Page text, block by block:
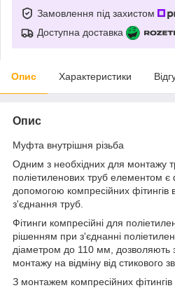
Замовлення під захистом
Доступна доставка
Опис Характеристики
Опис
Муфта внутрішня різьба
Одним з необхідних для монтажу
поліетиленових труб елементом є
допомогою компресійних фітингів
з'єднання труб.
Фітинги компресійні для
рішенням при з'єднанні
діаметром до 110 мм, дозволяють
монтажу на відміну від стикового
З монтажем компресійних